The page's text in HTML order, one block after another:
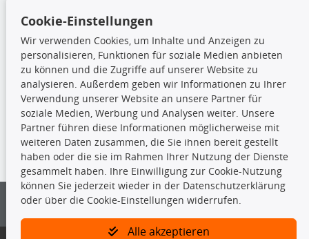
Stoßdämpfer
TecDoc Inside
Die hier angezeigten Daten insbesondere die gesamte Datenbank dürfen
nicht kopiert werden.
Es ist zu unterlassen, die Daten oder die gesamte Datenbank ohne
vorherige Zustimmung von TecDoc zu vervielfältigen, zu verbreiten
und/oder diese Handlungen durch Dritte ausführen zu lassen. Ein
Bitte prüfen Sie, ob das über unseren Onlineshop identifizierte Ersatzteil
Cookie-Einstellungen
Wir verwenden Cookies, um Inhalte und Anzeigen zu
personalisieren, Funktionen für soziale Medien anbieten
zu können und die Zugriffe auf unserer Website zu
analysieren. Außerdem geben wir Informationen zu Ihrer
Verwendung unserer Website an unsere Partner für
soziale Medien, Werbung und Analysen weiter. Unsere
Partner führen diese Informationen möglicherweise mit
weiteren Daten zusammen, die Sie ihnen bereit gestellt
haben oder die sie im Rahmen Ihrer Nutzung der Dienste
gesammelt haben. Ihre Einwilligung zur Cookie-Nutzung
können Sie jederzeit wieder in der Datenschutzerklärung
oder über die Cookie-Einstellungen widerrufen.
Alle akzeptieren